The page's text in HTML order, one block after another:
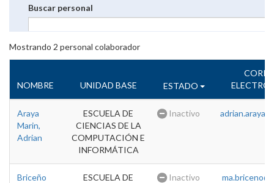
Buscar personal
Mostrando 2 personal colaborador
NOMBRE UNIDAD BASE ESTADO
Araya
Marin,
Adrian
ESCUELA DE
CIENCIAS DE LA
COMPUTACIÓN E
INFORMÁTICA
Inactivo
Briceño
ESCUELA DE
Inactivo